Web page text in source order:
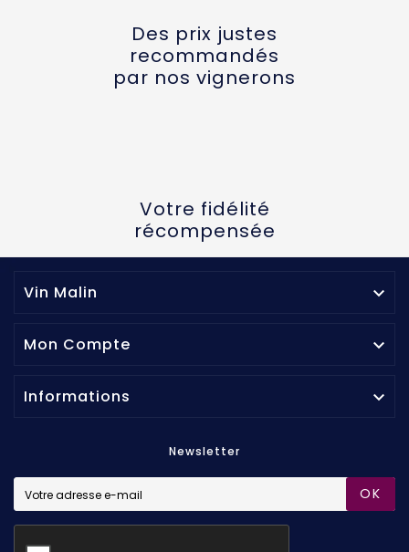
Des prix justes
recommandés
par nos vignerons
Votre fidélité
récompensée
Vin Malin 
Mon Compte 
Informations 
Newsletter
OK